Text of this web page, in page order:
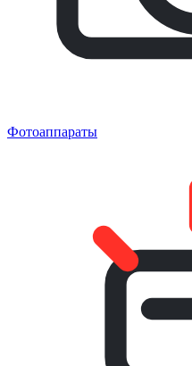
Фотоаппараты